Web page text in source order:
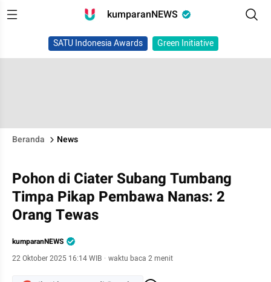
kumparanNEWS
SATU Indonesia Awards Green Initiative
Beranda News
Pohon di Ciater Subang Tumbang
Timpa Pikap Pembawa Nanas: 2
Orang Tewas
kumparanNEWS
22 Oktober 2025 16:14 WIB · waktu baca 2 menit